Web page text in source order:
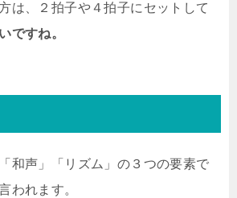
は、２拍子や４拍子にセットして
ですね。
和声」「リズム」の３つの要素で
われます。